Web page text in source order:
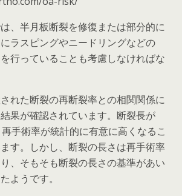
、半月板断裂を修復または部分的に
ラスピングやニードリングなどの
を行っていることも考慮しなければな
れた断裂の再断裂率との相関関係に
果が確認されています。断裂長が
手術率が統計的に有意に高くなるこ
す。しかし、断裂の長さは再手術率
、そもそも断裂の長さの基準があい
ようです。